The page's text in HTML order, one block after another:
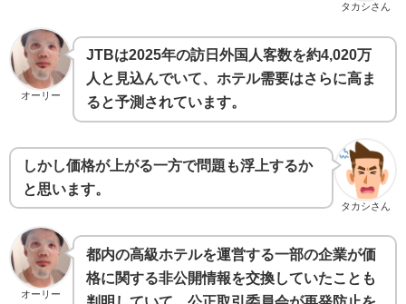
タカシさん
オーリー
JTBは2025年の訪日外国人客数を約4,020万
人と見込んでいて、ホテル需要はさらに高ま
ると予測されています。
タカシさん
しかし価格が上がる一方で問題も浮上するか
と思います。
オーリー
都内の高級ホテルを運営する一部の企業が価
格に関する非公開情報を交換していたことも
判明していて、公正取引委員会が再発防止を